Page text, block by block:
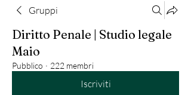
Gruppi
Diritto Penale | Studio legale
Maio
Pubblico · 222 membri
Iscriviti